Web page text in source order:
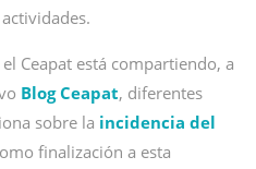
Ceapat está compartiendo, a
Blog Ceapat, diferentes
sobre la incidencia del
finalización a esta